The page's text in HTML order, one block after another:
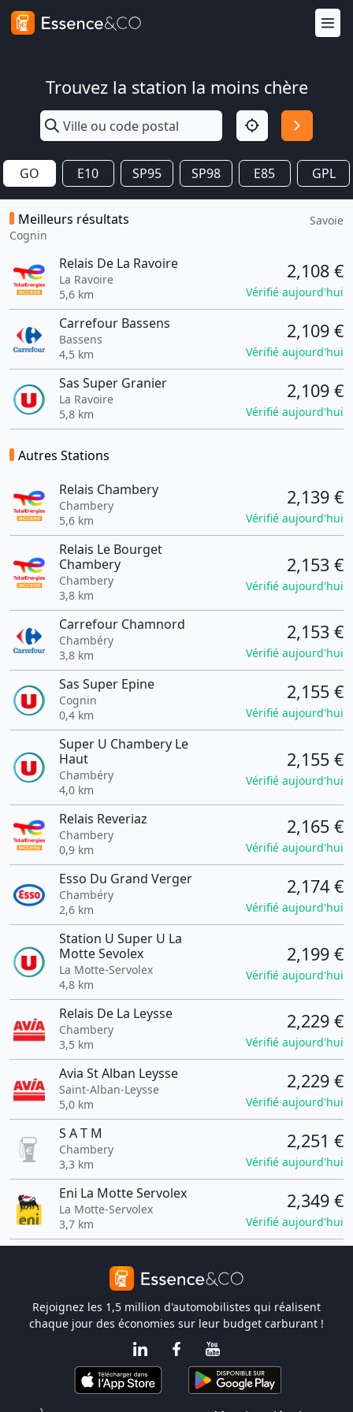
Trouvez la station la moins chère
GO E10 SP95 SP98 E85 GPL
Meilleurs résultats
Cognin
Savoie
Relais De La Ravoire
La Ravoire
5,6 km
2,108 €
Vérifié aujourd'hui
Carrefour Bassens
Bassens
4,5 km
2,109 €
Vérifié aujourd'hui
Sas Super Granier
La Ravoire
5,8 km
2,109 €
Vérifié aujourd'hui
Autres Stations
Relais Chambery
Chambery
5,6 km
2,139 €
Vérifié aujourd'hui
Relais Le Bourget
Chambery
Chambery
3,8 km
2,153 €
Vérifié aujourd'hui
Carrefour Chamnord
Chambéry
3,8 km
2,153 €
Vérifié aujourd'hui
Sas Super Epine
Cognin
0,4 km
2,155 €
Vérifié aujourd'hui
Super U Chambery Le
Haut
Chambéry
4,0 km
2,155 €
Vérifié aujourd'hui
Relais Reveriaz
Chambery
0,9 km
2,165 €
Vérifié aujourd'hui
Esso Du Grand Verger
Chambéry
2,6 km
2,174 €
Vérifié aujourd'hui
Station U Super U La
Motte Sevolex
La Motte-Servolex
4,8 km
2,199 €
Vérifié aujourd'hui
Relais De La Leysse
Chambery
3,5 km
2,229 €
Vérifié aujourd'hui
Avia St Alban Leysse
Saint-Alban-Leysse
5,0 km
2,229 €
Vérifié aujourd'hui
S A T M
Chambery
3,3 km
2,251 €
Vérifié aujourd'hui
Eni La Motte Servolex
La Motte-Servolex
3,7 km
2,349 €
Vérifié aujourd'hui
Rejoignez les 1,5 million d'automobilistes qui réalisent
chaque jour des économies sur leur budget carburant !